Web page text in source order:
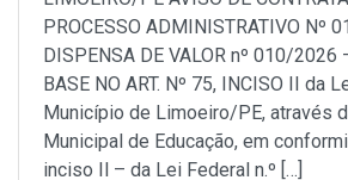
PROCESSO ADMINISTRATIVO Nº
DISPENSA DE VALOR nº 010/2026
BASE NO ART. Nº 75, INCISO II da
Município de Limoeiro/PE, através
Municipal de Educação, em
inciso Il – da Lei Federal n.º […]